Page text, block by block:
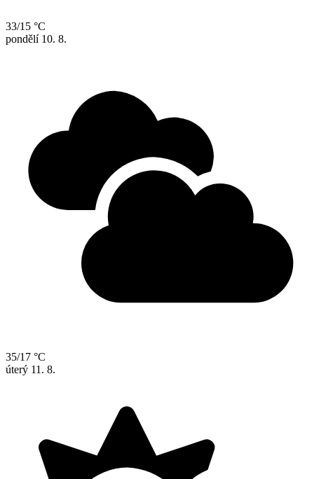
33/15 °C
pondělí 10. 8.
35/17 °C
úterý 11. 8.